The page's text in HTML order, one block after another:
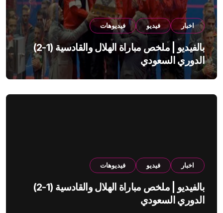
اخبار فيديو فيديوهات
بالفيديو | ملخص مباراة الهلال والقادسية (1-2)
الدوري السعودي
اخبار فيديو فيديوهات
بالفيديو | ملخص مباراة الهلال والقادسية (1-2)
الدوري السعودي